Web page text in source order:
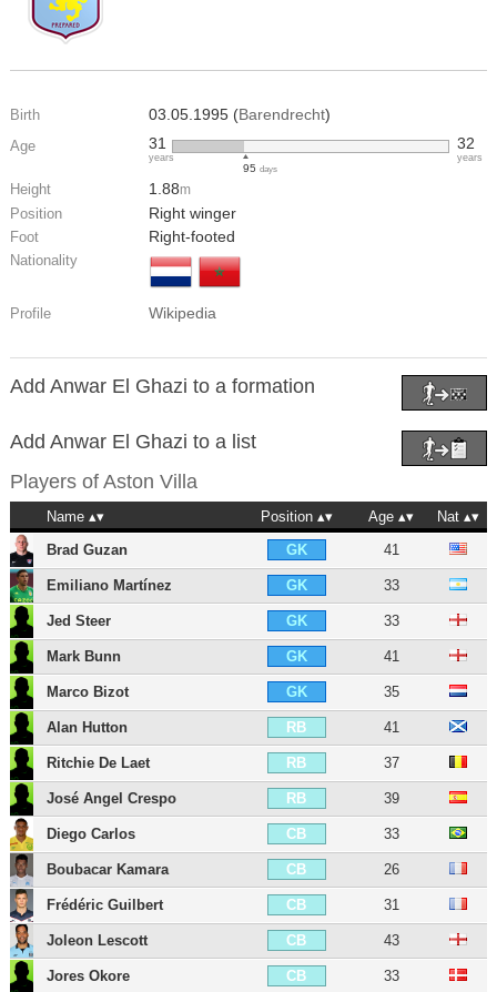
Birth 03.05.1995 (Barendrecht)
Age 31
years
95days
32
years
Height 1.88m
Position Right winger
Foot Right-footed
Nationality
Profile Wikipedia
Add Anwar El Ghazi to a formation
Add Anwar El Ghazi to a list
Players of Aston Villa
Name Position Age
Nat
Brad Guzan
GK 41
Emiliano Martínez GK 33
Jed Steer GK 33
Mark Bunn GK 41
Marco Bizot GK 35
Alan Hutton RB 41
Ritchie De Laet RB 37
José Angel Crespo RB 39
Diego Carlos CB 33
Boubacar Kamara CB 26
Frédéric Guilbert CB 31
Joleon Lescott CB 43
Jores Okore CB 33